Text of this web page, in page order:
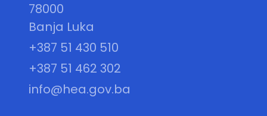
78000
Banja Luka
+387 51 430 510
+387 51 462 302
info@hea.gov.ba